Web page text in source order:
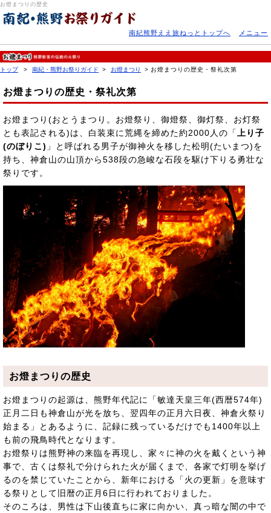
お燈まつりの歴史
南紀熊野ええ旅ねっとトップへ メニュー
トップ 南紀・熊野お祭りガイド お燈まつり お燈まつりの歴史・祭礼次第
お燈まつりの歴史・祭礼次第
お燈まつり(おとうまつり。お燈祭り、御燈祭、御灯祭、お灯祭
とも表記される)は、白装束に荒縄を締めた約2000人の「
上り子
(のぼりこ) 」と呼ばれる男子が御神火を移した松明(たいまつ)を
持ち、神倉山の山頂から538段の急峻な石段を駆け下りる勇壮な
祭りです。
お燈まつりの歴史
お燈まつりの起源は、熊野年代記に「敏達天皇三年(西暦574年)
正月二日も神倉山が光を放ち、翌四年の正月六日夜、神倉火祭り
始まる」とあるように、記録に残っているだけでも1400年以上
も前の飛鳥時代となります。
お燈祭りは熊野神の来臨を再現し、家々に神の火を戴くという神
事で、古くは祭礼で分けられた火が届くまで、各家で灯明を挙げ
るのを禁じていたことから、新年における「火の更新」を意味す
る祭りとして旧暦の正月6日に行われておりました。
そのころは、男性は下山後直ちに家に向かい、真っ暗な闇の中で